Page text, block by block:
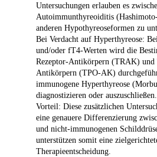
Untersuchungen erlauben es
Autoimmunthyreoiditis
anderen Hypothyreoseformen zu
Bei Verdacht auf Hyperthyreose:
und/oder fT4-Werten wird die
Rezeptor-Antikörpern (TRAK) und
Antikörpern (TPO-AK)
immunogene Hyperthyreose
diagnostizieren oder auszuschließen.
Vorteil: Diese zusätzlichen
eine genauere Differenzierung
und nicht-immunogenen
unterstützen somit eine
Therapieentscheidung.